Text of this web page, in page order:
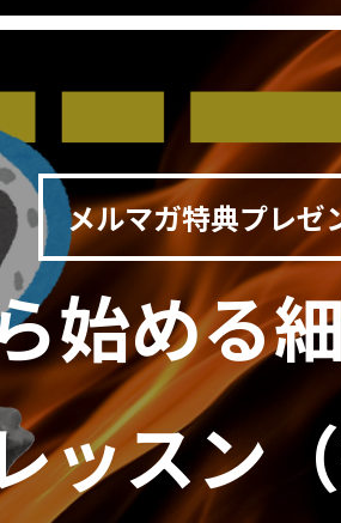
メルマガ特典プレゼ
始める
ッスン（